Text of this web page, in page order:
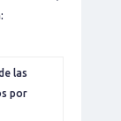
las
por